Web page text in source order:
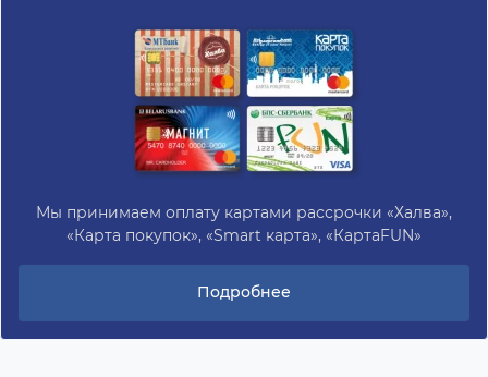
Мы принимаем оплату картами рассрочки «Халва»,
«Карта покупок», «Smart карта», «КартаFUN»
Подробнее